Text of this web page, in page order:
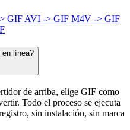
GIF AVI -> GIF M4V -> GIF
en línea?
de arriba, elige GIF como
Todo el proceso se ejecuta
sin instalación, sin marca